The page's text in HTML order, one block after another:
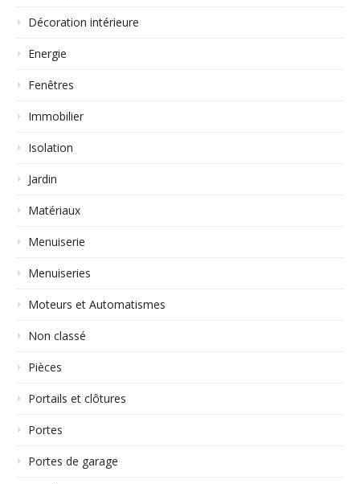
Décoration intérieure
Energie
Fenêtres
Immobilier
Isolation
Jardin
Matériaux
Menuiserie
Menuiseries
Moteurs et Automatismes
Non classé
Pièces
Portails et clôtures
Portes
Portes de garage